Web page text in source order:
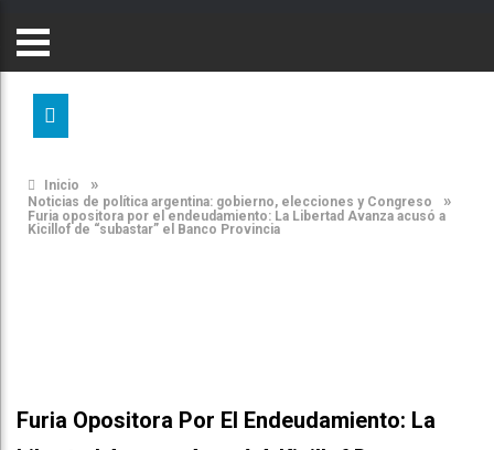
Inicio »
Noticias de política argentina: gobierno, elecciones y Congreso »
Furia opositora por el endeudamiento: La Libertad Avanza acusó a
Kicillof de “subastar” el Banco Provincia
Furia Opositora Por El Endeudamiento: La